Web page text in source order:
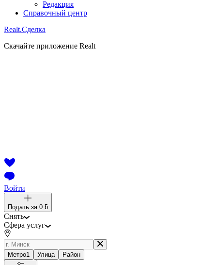
Редакция
Справочный центр
Realt.Сделка
Скачайте приложение Realt
Войти
Подать за 0 ƃ
Снять
Сфера услуг
Метро1 Улица Район